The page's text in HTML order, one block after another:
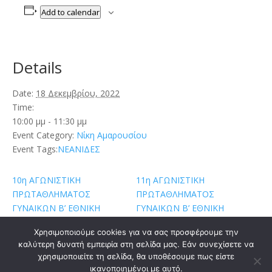
Add to calendar
Details
Date: 18 Δεκεμβρίου, 2022
Time:
10:00 μμ - 11:30 μμ
Event Category: Νίκη Αμαρουσίου
Event Tags:ΝΕΑΝΙΔΕΣ
10η ΑΓΩΝΙΣΤΙΚΗ
ΠΡΩΤΑΘΛΗΜΑΤΟΣ
ΓΥΝΑΙΚΩΝ Β’ ΕΘΝΙΚΗ
11η ΑΓΩΝΙΣΤΙΚΗ
ΠΡΩΤΑΘΛΗΜΑΤΟΣ
ΓΥΝΑΙΚΩΝ Β’ ΕΘΝΙΚΗ
Χρησιμοποιούμε cookies για να σας προσφέρουμε την
καλύτερη δυνατή εμπειρία στη σελίδα μας. Εάν συνεχίσετε να
χρησιμοποιείτε τη σελίδα, θα υποθέσουμε πως είστε
ικανοποιημένοι με αυτό.